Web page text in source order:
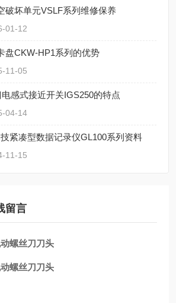
破坏单元VSLF系列维修保养
01-12
盘CKW-HP1系列的优势
11-05
感式接近开关IGS250的特点
04-14
紧凑型数据记录仪GL100系列资料
11-15
留言
螺丝刀刀头
螺丝刀刀头